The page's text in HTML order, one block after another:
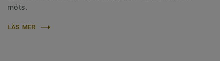
möts.
LÄS MER